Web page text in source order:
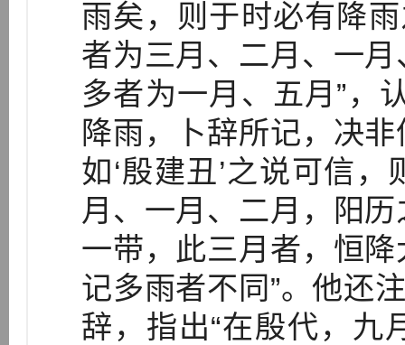
雨矣，则于时必有降
者为三月、二月、一
多者为一月、五月”，
降雨，卜辞所记，决
如‘殷建丑’之说可信
月、一月、二月，阳
一带，此三月者，恒
记多雨者不同”。他还
辞，指出“在殷代，九